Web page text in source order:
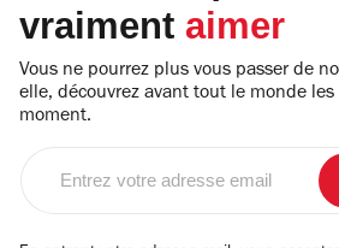
vraiment aimer
Vous ne pourrez plus vous passer de
elle, découvrez avant tout le monde
moment.